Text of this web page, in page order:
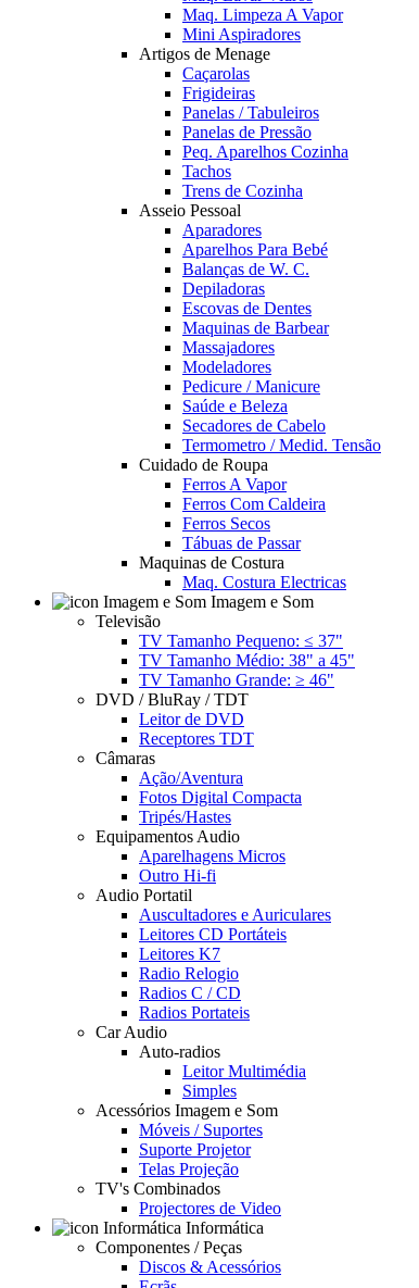
Maq. Limpeza A Vapor
Mini Aspiradores
Artigos de Menage
Caçarolas
Frigideiras
Panelas / Tabuleiros
Panelas de Pressão
Peq. Aparelhos Cozinha
Tachos
Trens de Cozinha
Asseio Pessoal
Aparadores
Aparelhos Para Bebé
Balanças de W. C.
Depiladoras
Escovas de Dentes
Maquinas de Barbear
Massajadores
Modeladores
Pedicure / Manicure
Saúde e Beleza
Secadores de Cabelo
Termometro / Medid. Tensão
Cuidado de Roupa
Ferros A Vapor
Ferros Com Caldeira
Ferros Secos
Tábuas de Passar
Maquinas de Costura
Maq. Costura Electricas
Imagem e Som
Televisão
TV Tamanho Pequeno: ≤ 37"
TV Tamanho Médio: 38" a 45"
TV Tamanho Grande: ≥ 46"
DVD / BluRay / TDT
Leitor de DVD
Receptores TDT
Câmaras
Ação/Aventura
Fotos Digital Compacta
Tripés/Hastes
Equipamentos Audio
Aparelhagens Micros
Outro Hi-fi
Audio Portatil
Auscultadores e Auriculares
Leitores CD Portáteis
Leitores K7
Radio Relogio
Radios C / CD
Radios Portateis
Car Audio
Auto-radios
Leitor Multimédia
Simples
Acessórios Imagem e Som
Móveis / Suportes
Suporte Projetor
Telas Projeção
TV's Combinados
Projectores de Video
Informática
Componentes / Peças
Discos & Acessórios